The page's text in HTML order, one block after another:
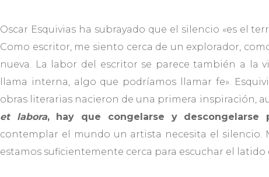
Oscar Esquivias ha subrayado que el silencio «es el
Como escritor, me siento cerca de un explorador,
nueva. La labor del escritor se parece también a la
llama interna, algo que podríamos llamar fe».
obras literarias nacieron de una primera inspiración,
et labora, hay que congelarse y descongelarse
contemplar el mundo un artista necesita el silencio.
estamos suficientemente cerca para escuchar el latido